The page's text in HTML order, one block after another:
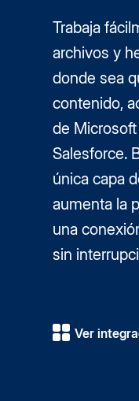
Trabaja
archivos y
donde sea
contenido,
de
Salesforce.
única capa
aumenta la
una
sin
Ver